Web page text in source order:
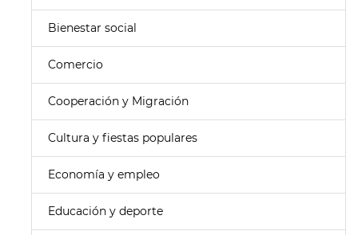
Bienestar social
Comercio
Cooperación y Migración
Cultura y fiestas populares
Economía y empleo
Educación y deporte